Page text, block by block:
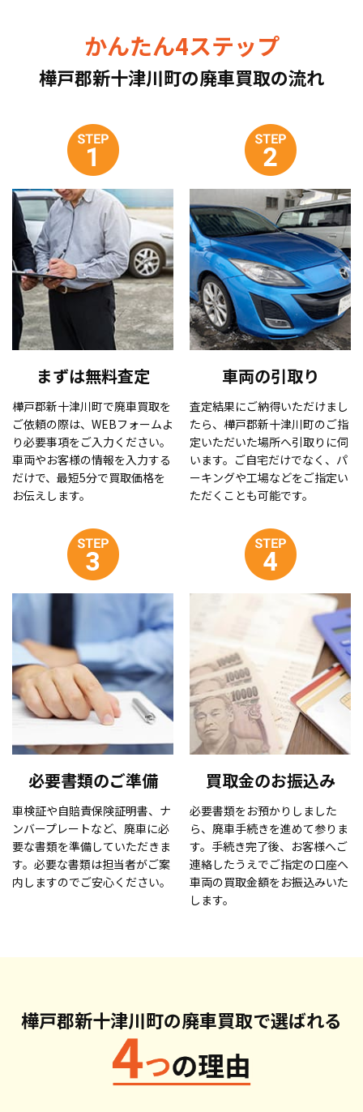
かんたん4ステップ
樺戸郡新十津川町の廃車買取の流れ
まずは無料査定
樺戸郡新十津川町で廃車買取を
ご依頼の際は、WEBフォームよ
り必要事項をご入力ください。
車両やお客様の情報を入力する
だけで、最短5分で買取価格を
お伝えします。
車両の引取り
査定結果にご納得いただけまし
たら、樺戸郡新十津川町のご指
定いただいた場所へ引取りに伺
います。ご自宅だけでなく、パ
ーキングや工場などをご指定い
ただくことも可能です。
必要書類のご準備
車検証や自賠責保険証明書、ナ
ンバープレートなど、廃車に必
要な書類を準備していただきま
す。必要な書類は担当者がご案
内しますのでご安心ください。
買取金のお振込み
必要書類をお預かりしました
ら、廃車手続きを進めて参りま
す。手続き完了後、お客様へご
連絡したうえでご指定の口座へ
車両の買取金額をお振込みいた
します。
樺戸郡新十津川町の廃車買取で選ばれる